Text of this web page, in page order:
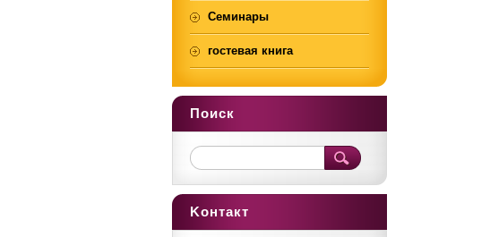
Семинары
гостевая книга
Поиск
Koнтакт